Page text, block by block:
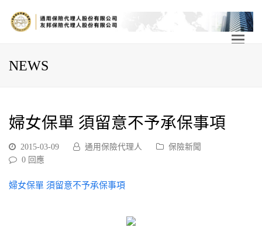
NEWS
婦女保單 須留意不予承保事項
2015-03-09 通用保險代理人
保險新聞
0 回應
婦女保單 須留意不予承保事項